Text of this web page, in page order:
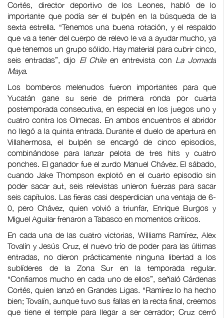
Cortés, director deportivo de los Leones, habló de lo
importante que podía ser el bulpén en la búsqueda de la
sexta estrella. “Tenemos una buena rotación, y el respaldo
que va a tener del cuerpo de relevo le va a ayudar mucho, ya
que tenemos un grupo sólido. Hay material para cubrir cinco,
seis entradas”, dijo El Chileen entrevista con La Jornada
Maya.
Los bomberos melenudos fueron importantes para que
Yucatán gane su serie de primera ronda por cuarta
postemporada consecutiva, en especial en los juegos uno y
cuatro contra los Olmecas. En ambos encuentros el abridor
no llegó a la quinta entrada. Durante el duelo de apertura en
Villahermosa, el bulpén se encargó de cinco episodios,
combinándose para lanzar pelota de tres hits y cuatro
ponches. El ganador fue el zurdo Manuel Chávez. El sábado,
cuando Jake Thompson explotó en el cuarto episodio sin
poder sacar aut, seis relevistas unieron fuerzas para sacar
seis capítulos. Las fieras casi desperdician una ventaja de 6-
0, pero Chávez, quien volvió a triunfar, Enrique Burgos y
Miguel Aguilar frenaron a Tabasco en momentos críticos.
En cada una de las cuatro victorias, Williams Ramírez, Alex
Tovalín y Jesús Cruz, el nuevo trío de poder para las últimas
entradas, no dieron prácticamente ninguna libertad a los
sublíderes de la Zona Sur en la temporada regular.
“Confiamos mucho en cada uno de ellos”, señaló Cárdenas
Cortés, quien lanzó en Grandes Ligas. “Ramírez lo ha hecho
bien; Tovalín, aunque tuvo sus fallas en la recta final, creemos
que tiene el temple para llegar a ser cerrador; Cruz cerró